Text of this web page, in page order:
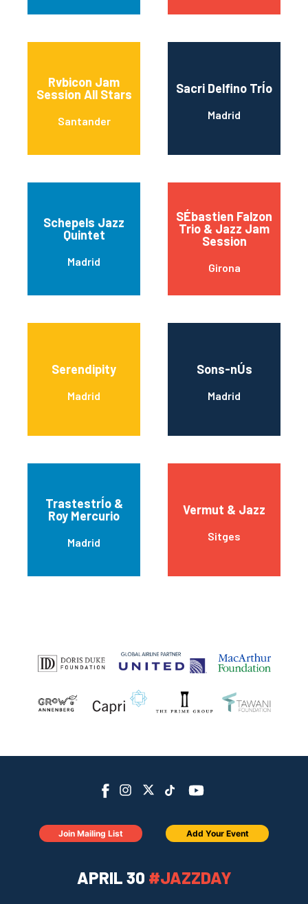
Rvbicon Jam
Session All Stars
Santander
Sacri Delfino TrÍo
Madrid
Schepels Jazz
Quintet
Madrid
SÉbastien Falzon
Trio & Jazz Jam
Session
Girona
Serendipity
Madrid
Sons-nÚs
Madrid
TrastestrÍo &
Roy Mercurio
Madrid
Vermut & Jazz
Sitges
APRIL 30 #JAZZDAY
Join Mailing List Add Your Event